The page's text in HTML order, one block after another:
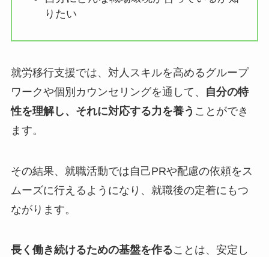
りたい
就労移行支援では、対人スキルを高めるグループ
ワークや個別カウンセリングを通して、
自分の特
性を理解し、それに対応する力を養う ことができ
ます。
その結果、就職活動では自己PRや配慮の依頼をス
ムーズに行えるようになり、就職後の定着にもつ
ながります。
長く働き続けるための基盤を作ることは、安定し